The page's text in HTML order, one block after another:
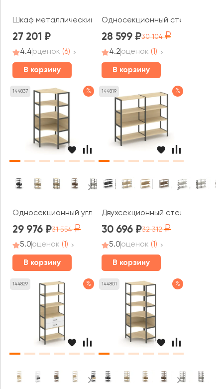
Шкаф металлический широкий, 4 полки Рива Металл /
27 201
4.4оценок (6)
В корзину
Односекционный стеллаж
28 599 30 104
4.2оценок (1)
В корзину
144837 %
Односекционный угловой стеллаж четырехярусный
29 976 31 554
5.0оценок (1)
В корзину
144819 %
Двухсекционный стеллаж
30 696 32 312
5.0оценок (1)
В корзину
144829 % 144801 %